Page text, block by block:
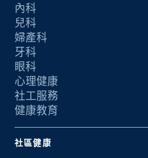
內科
兒科
婦產科
牙科
眼科
心理健康
社工服務
健康教育
社區健康